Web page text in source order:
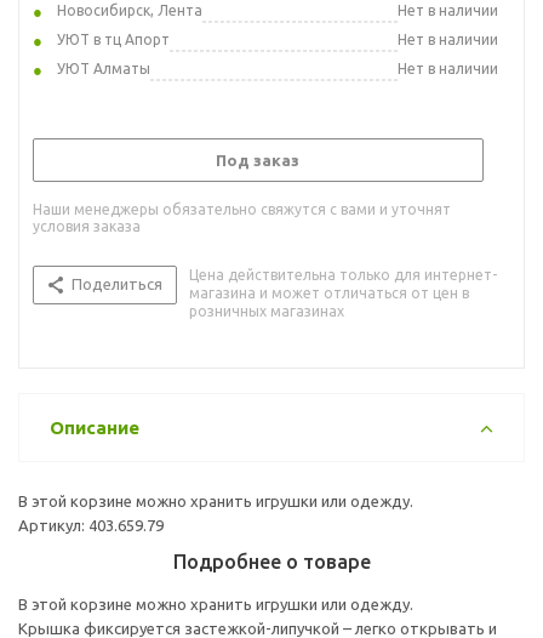
Новосибирск, Лента
Нет в наличии
УЮТ в тц Апорт
Нет в наличии
УЮТ Алматы
Нет в наличии
Под заказ
Наши менеджеры обязательно свяжутся с вами и уточнят
условия заказа
Поделиться
Цена действительна только для интернет-
магазина и может отличаться от цен в
розничных магазинах
Описание
В этой корзине можно хранить игрушки или одежду.
Артикул: 403.659.79
Подробнее о товаре
В этой корзине можно хранить игрушки или одежду.
Крышка фиксируется застежкой-липучкой – легко открывать и